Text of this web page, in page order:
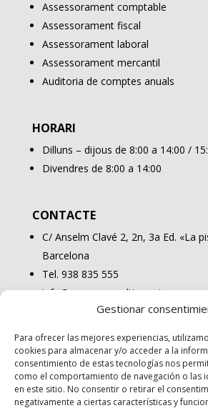
Gestionar
Para ofrecer las mejores experiencias,
cookies para almacenar y/o acceder a la
consentimiento de estas tecnologías nos
como el comportamiento de navegación o las
en este sitio. No consentir o retirar el
negativamente a ciertas características y
Assessorament comptable
Assessorament fiscal
Assessorament laboral
Assessorament mercantil
Auditoria de comptes anuals
HORARI
Dilluns – dijous de 8:00 a 14:00 /
Divendres de 8:00 a 14:00
CONTACTE
C/ Anselm Clavé 2, 2n, 3a Ed. «La
Barcelona
Tel. 938 835 555
info@osonaconsulting.cat